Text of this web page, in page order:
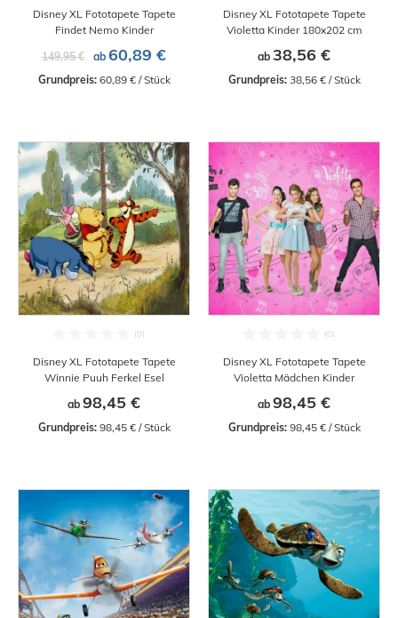
Disney XL Fototapete Tapete
Findet Nemo Kinder
149,95 €
ab 60,89 €
Grundpreis: 60,89 € / Stück
Disney XL Fototapete Tapete
Violetta Kinder 180x202 cm
ab 38,56 €
Grundpreis: 38,56 € / Stück
Disney XL Fototapete Tapete
Winnie Puuh Ferkel Esel
ab 98,45 €
Grundpreis: 98,45 € / Stück
Disney XL Fototapete Tapete
Violetta Mädchen Kinder
ab 98,45 €
Grundpreis: 98,45 € / Stück